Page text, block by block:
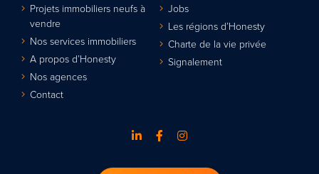
Projets immobiliers neufs à
vendre
Nos services immobiliers
A propos d’Honesty
Nos agences
Contact
Jobs
Les régions d’Honesty
Charte de la vie privée
Signalement